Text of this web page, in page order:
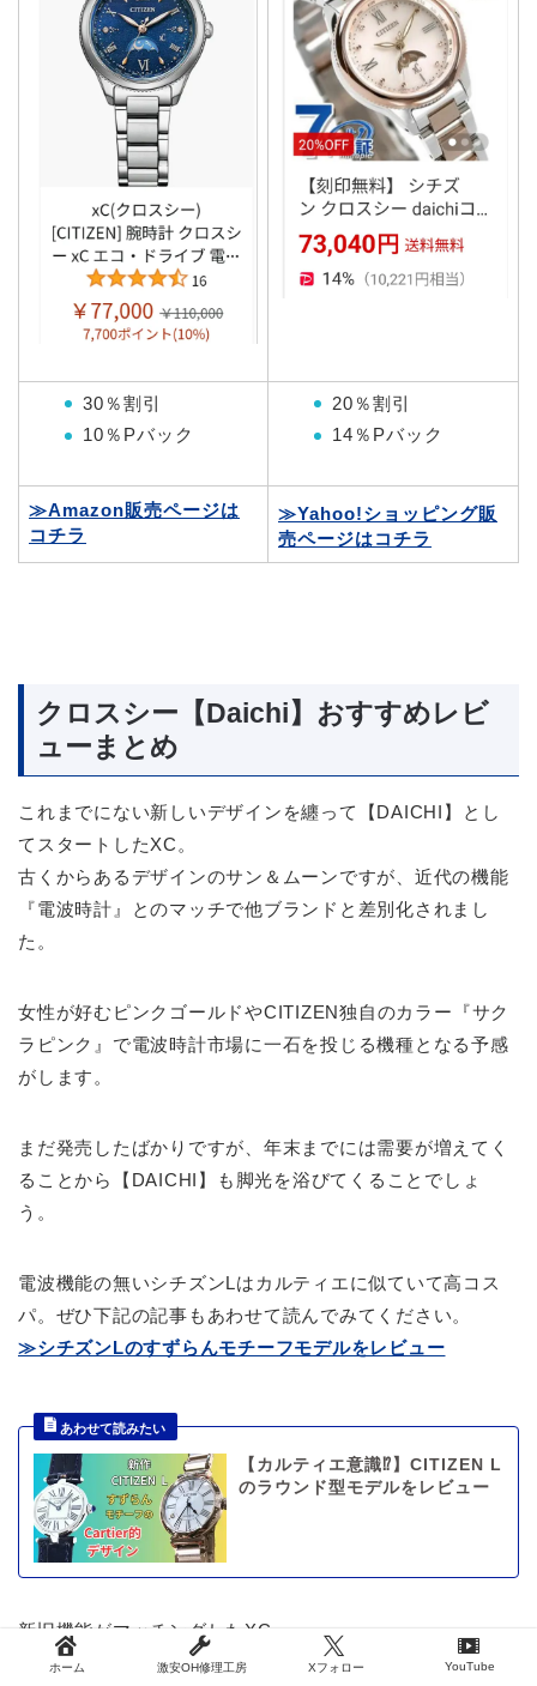
30％割引
10％Pバック
20％割引
14％Pバック
≫Amazon販売ページは
コチラ
≫Yahoo!ショッピング販
売ページはコチラ
クロスシー【Daichi】おすすめレビ
ューまとめ
これまでにない新しいデザインを纏って【DAICHI】とし
てスタートしたXC。
古くからあるデザインのサン＆ムーンですが、近代の機能
『電波時計』とのマッチで他ブランドと差別化されまし
た。
女性が好むピンクゴールドやCITIZEN独自のカラー『サク
ラピンク』で電波時計市場に一石を投じる機種となる予感
がします。
まだ発売したばかりですが、年末までには需要が増えてく
ることから【DAICHI】も脚光を浴びてくることでしょ
う。
電波機能の無いシチズンLはカルティエに似ていて高コス
パ。ぜひ下記の記事もあわせて読んでみてください。
≫シチズンLのすずらんモチーフモデルをレビュー
【カルティエ意識⁉】CITIZEN L
のラウンド型モデルをレビュー
新旧機能がマッチングしたXC。
これを読んでご自身へのご褒美、または大切な人へプレゼ
ホーム 激安OH修理工房 Xフォロー YouTube